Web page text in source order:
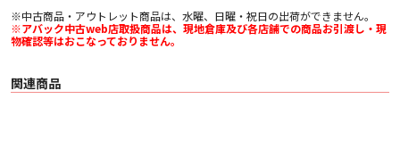
※中古商品・アウトレット商品は、水曜、日曜・祝日の出荷ができません。
※アバック中古web店取扱商品は、現地倉庫及び各店舗での商品お引渡し・現
物確認等はおこなっておりません。
関連商品